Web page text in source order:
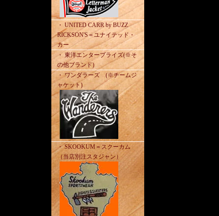
・ UNITED CARR by BUZZ
RICKSON'S＝ユナイテッド・
カー
・ 東洋エンタープライズ(※そ
の他ブランド)
・ ワンダラーズ (※チームジ
ャケット)
・ SKOOKUM＝スクーカム
（当店別注スタジャン）